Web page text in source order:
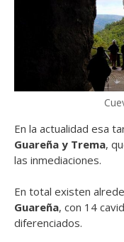
En la actualidad esa
Guareña y Trema,
las inmediaciones.
En total existen
Guareña, con 14
diferenciados.